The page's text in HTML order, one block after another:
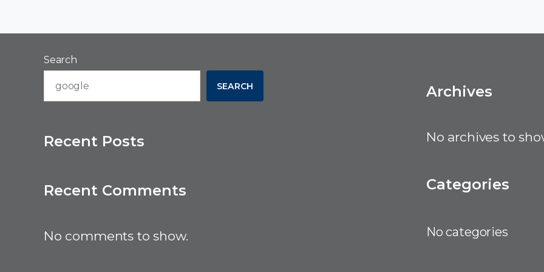
Search
SEARCH
Recent Posts
Recent Comments
No comments to show.
Archives
No archives to
Categories
No categories